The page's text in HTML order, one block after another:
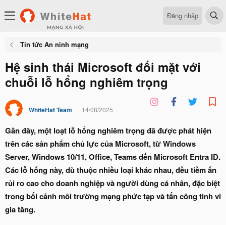
Đăng nhập
Tin tức An ninh mạng
Hệ sinh thái Microsoft đối mặt với
chuỗi lỗ hổng nghiêm trọng
WhiteHat Team 14/08/2025
Gần đây, một loạt lỗ hổng nghiêm trọng đã được phát hiện
trên các sản phẩm chủ lực của Microsoft, từ Windows
Server, Windows 10/11, Office, Teams đến Microsoft Entra ID.
Các lỗ hổng này, dù thuộc nhiều loại khác nhau, đều tiềm ẩn
rủi ro cao cho doanh nghiệp và người dùng cá nhân, đặc biệt
trong bối cảnh môi trường mạng phức tạp và tấn công tinh vi
gia tăng.